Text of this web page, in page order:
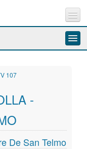
Incidencia vía pública
Sugerencias
107
-
De San Telmo